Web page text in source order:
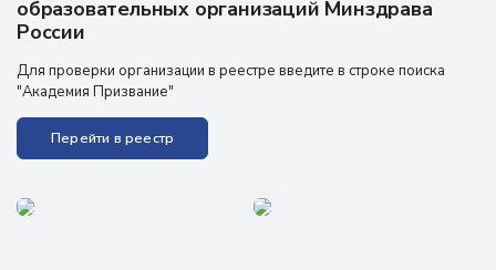
образовательных организаций Минздрава
России
Для проверки организации в реестре введите в строке поиска
"Академия Призвание"
Перейти в реестр